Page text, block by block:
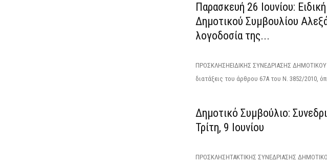
Παρασκευή 26 Ιουνίου:
Δημοτικού Συμβουλίου
λογοδοσία της...
ΠΡΟΣΚΛΗΣΗΕΙΔΙΚΗΣ ΣΥΝΕΔΡΙΑΣΗΣ
διατάξεις του άρθρου 67Α του Ν. 3852/2010,
Δημοτικό Συμβούλιο:
Τρίτη, 9 Ιουνίου
ΠΡΟΣΚΛΗΣΗΤΑΚΤΙΚΗΣ ΣΥΝΕΔΡΙΑΣΗΣ